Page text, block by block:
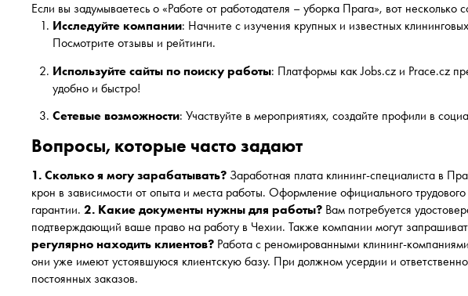
Если вы задумываетесь о «Работе от работодателя – уборка Прага», вот несколько
Исследуйте компании: Начните с изучения крупных и известных
Посмотрите отзывы и рейтинги.
Используйте сайты по поиску работы: Платформы как Jobs.cz и Prace.cz
удобно и быстро!
Сетевые возможности: Участвуйте в мероприятиях, создайте профили в
Вопросы, которые часто задают
1. Сколько я могу зарабатывать? Заработная плата клининг-специалиста в
крон в зависимости от опыта и места работы. Оформление официального
гарантии.2. Какие документы нужны для работы? Вам потребуется
подтверждающий ваше право на работу в Чехии. Также компании могут
регулярно находить клиентов? Работа с реномированными клининг-
они уже имеют устоявшуюся клиентскую базу. При должном усердии и
постоянных заказов.